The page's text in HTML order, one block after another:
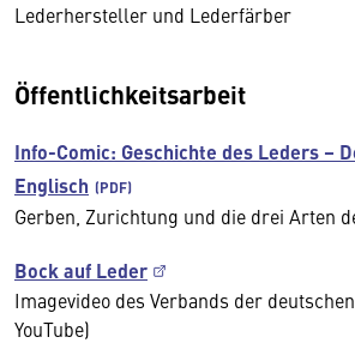
Lederhersteller und Lederfärber
Öffentlichkeitsarbeit
Info-Comic: Geschichte des Leders –
Englisch
Gerben, Zurichtung und die drei Arten
Bock auf Leder
Imagevideo des Verbands der
YouTube)